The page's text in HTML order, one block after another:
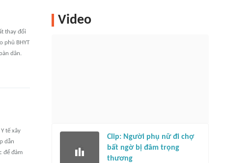
thay đổi
phủ BHYT
dân.
tế xây
dẫn
để đảm
Video
Clip: Người phụ nữ đi chợ
bất ngờ bị đâm trọng
thương